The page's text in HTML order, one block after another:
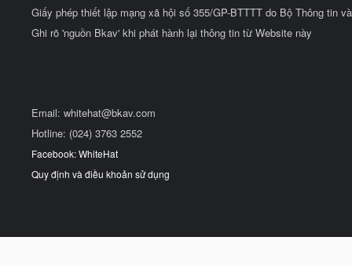
Giấy phép thiết lập mạng xã hội số 355/GP-BTTTT do Bộ Thông tin
Ghi rõ 'nguồn Bkav' khi phát hành lại thông tin từ Website này
Email: whitehat@bkav.com
Hotline: (024) 3763 2552
Facebook: WhiteHat
Quy định và điều khoản sử dụng